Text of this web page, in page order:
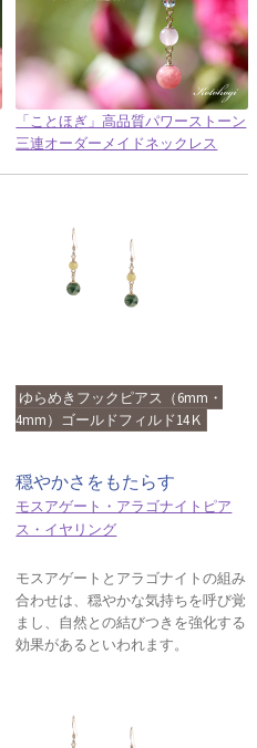
「ことほぎ」高品質パワーストーン
三連オーダーメイドネックレス
ゆらめきフックピアス（6mm・
4mm）ゴールドフィルド14Ｋ
穏やかさをもたらす
モスアゲート・アラゴナイトピア
ス・イヤリング
モスアゲートとアラゴナイトの組み
合わせは、穏やかな気持ちを呼び覚
まし、自然との結びつきを強化する
効果があるといわれます。